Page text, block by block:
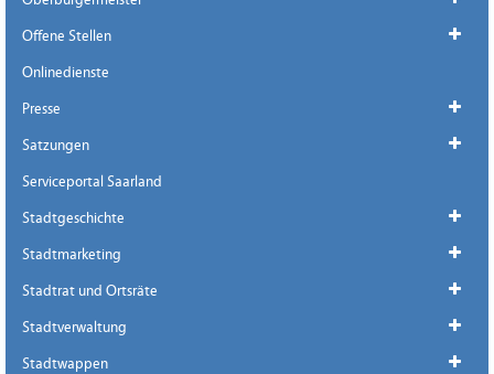
Offene Stellen
Onlinedienste
Presse
Satzungen
Serviceportal Saarland
Stadtgeschichte
Stadtmarketing
Stadtrat und Ortsräte
Stadtverwaltung
Stadtwappen